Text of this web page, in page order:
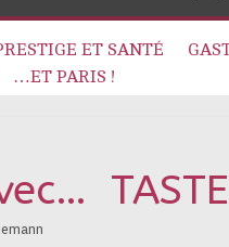
ET SANTÉ
…ET PARIS !
TASTE